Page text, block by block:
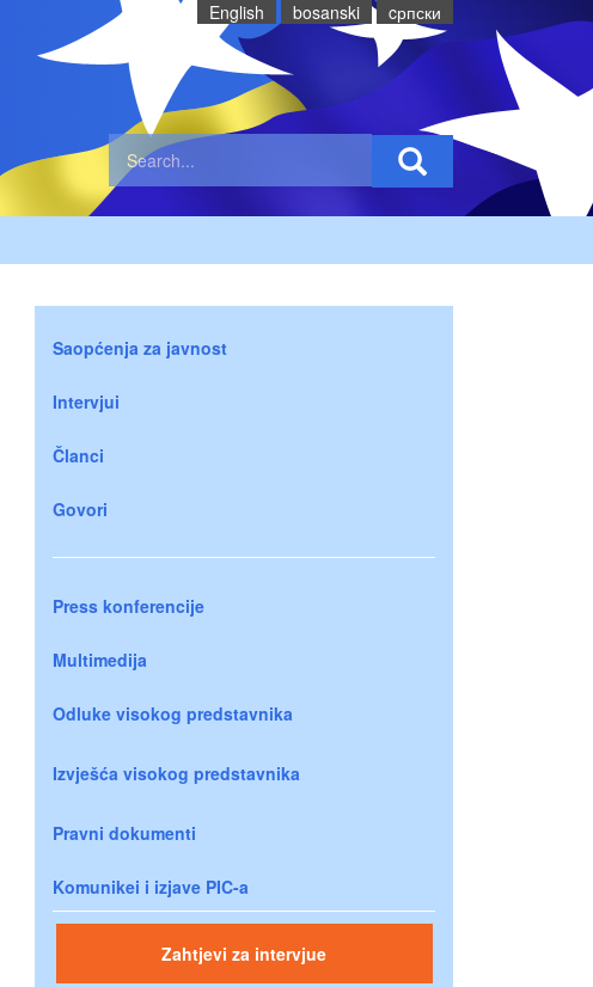
English bosanski cрпски
Saopćenja za javnost
Intervjui
Članci
Govori
Press konferencije
Multimedija
Odluke visokog predstavnika
Izvješća visokog predstavnika
Pravni dokumenti
Komunikei i izjave PIC-a
Zahtjevi za intervjue